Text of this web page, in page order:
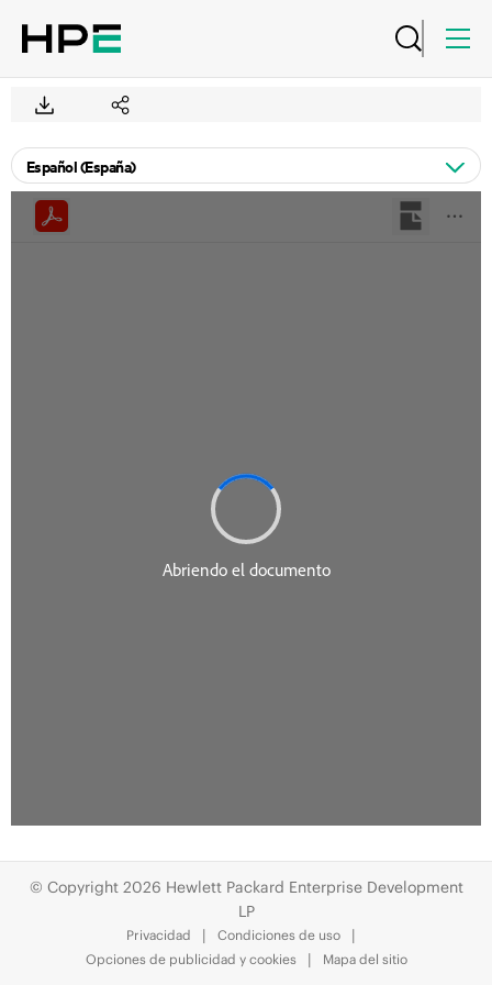
© Copyright 2026 Hewlett Packard Enterprise Development
LP
Privacidad
Condiciones de uso
Opciones de publicidad y cookies
Mapa del sitio